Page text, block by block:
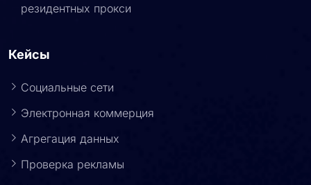
резидентных прокси
Кейсы
Социальные сети
Электронная коммерция
Агрегация данных
Проверка рекламы